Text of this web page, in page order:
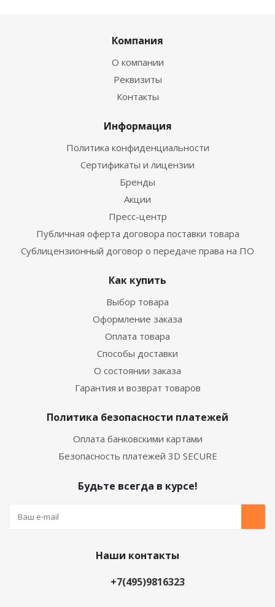
Компания
О компании
Реквизиты
Контакты
Информация
Политика конфиденциальности
Сертификаты и лицензии
Бренды
Акции
Пресс-центр
Публичная оферта договора поставки товара
Сублицензионный договор о передаче права на ПО
Как купить
Выбор товара
Оформление заказа
Оплата товара
Способы доставки
О состоянии заказа
Гарантия и возврат товаров
Политика безопасности платежей
Оплата банковскими картами
Безопасность платежей 3D SECURE
Будьте всегда в курсе!
Наши контакты
+7(495)9816323